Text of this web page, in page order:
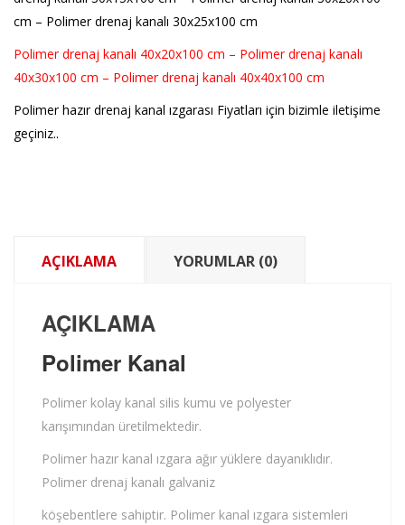
cm – Polimer drenaj kanalı 30x25x100 cm
Polimer drenaj kanalı 40x20x100 cm – Polimer drenaj kanalı
40x30x100 cm – Polimer drenaj kanalı 40x40x100 cm
Polimer hazır drenaj kanal ızgarası Fiyatları için bizimle iletişime
geçiniz..
AÇIKLAMA YORUMLAR (0)
AÇIKLAMA
Polimer Kanal
Polimer kolay kanal silis kumu ve polyester
karışımından üretilmektedir.
Polimer hazır kanal ızgara ağır yüklere dayanıklıdır.
Polimer drenaj kanalı galvaniz
köşebentlere sahiptir. Polimer kanal ızgara sistemleri